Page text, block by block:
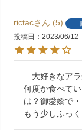
rictac 5
投稿日
2023/06/12
大好きなアラ
何度か食べて
は？御愛嬌で
もう少しふっ